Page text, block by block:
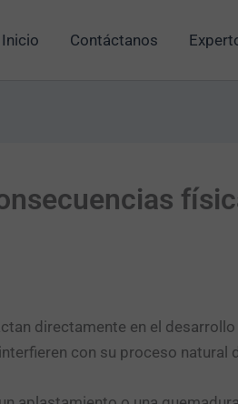
Inicio Contáctanos
directamente en el
con su proceso natural